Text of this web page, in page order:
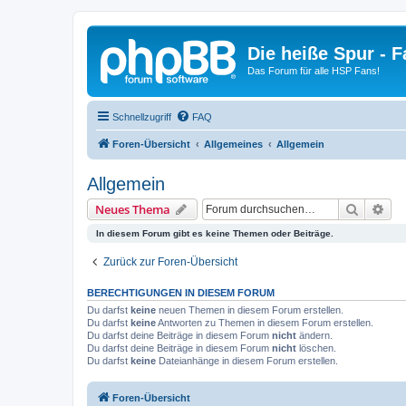
Die heiße Spur -
Das Forum für alle HSP Fans!
Schnellzugriff FAQ
Foren-Übersicht Allgemeines Allgemein
Allgemein
Neues Thema Suche
In diesem Forum gibt es keine Themen oder Beiträge.
Zurück zur Foren-Übersicht
BERECHTIGUNGEN IN DIESEM FORUM
Du darfst keine neuen Themen in diesem Forum erstellen.
Du darfst keineAntworten zu Themen in diesem Forum erstellen.
Du darfst deine Beiträge in diesem Forum nicht ändern.
Du darfst deine Beiträge in diesem Forum nicht löschen.
Du darfst keine Dateianhänge in diesem Forum erstellen.
Foren-Übersicht